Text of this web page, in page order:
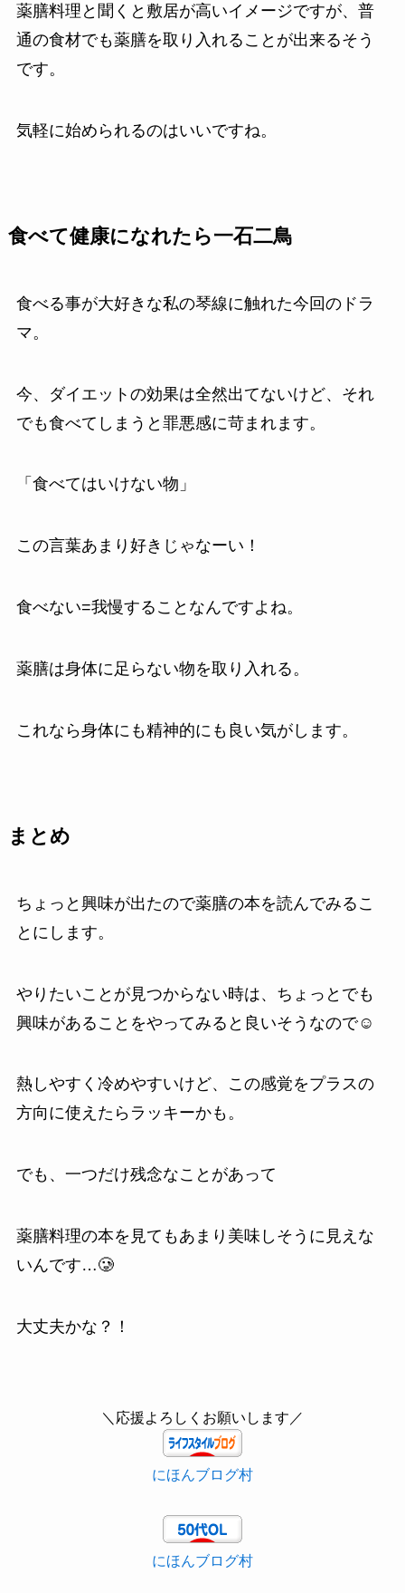
薬膳料理と聞くと敷居が高いイメージですが、普
通の食材でも薬膳を取り入れることが出来るそう
です。
気軽に始められるのはいいですね。
食べて健康になれたら一石二鳥
食べる事が大好きな私の琴線に触れた今回のドラ
マ。
今、ダイエットの効果は全然出てないけど、それ
でも食べてしまうと罪悪感に苛まれます。
「食べてはいけない物」
この言葉あまり好きじゃなーい！
食べない=我慢することなんですよね。
薬膳は身体に足らない物を取り入れる。
これなら身体にも精神的にも良い気がします。
まとめ
ちょっと興味が出たので薬膳の本を読んでみるこ
とにします。
やりたいことが見つからない時は、ちょっとでも
興味があることをやってみると良いそうなので☺️
熱しやすく冷めやすいけど、この感覚をプラスの
方向に使えたらラッキーかも。
でも、一つだけ残念なことがあって
薬膳料理の本を見てもあまり美味しそうに見えな
いんです…🥲
大丈夫かな？！
＼応援よろしくお願いします／
にほんブログ村
にほんブログ村